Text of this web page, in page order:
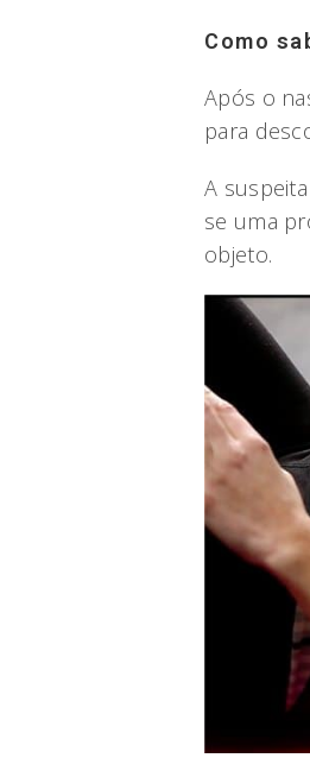
Como
Após o
para
A
se uma
objeto.